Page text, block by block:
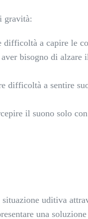
gravità:
difficoltà a capire le
bisogno di
difficoltà a sentire
il suono solo
uditiva
una